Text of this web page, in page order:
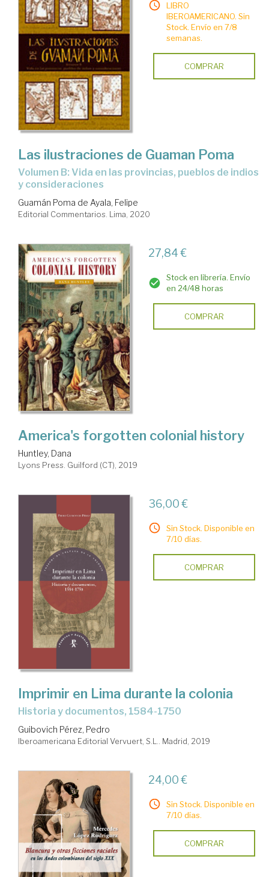
LIBRO
IBEROAMERICANO. Sin
Stock. Envío en 7/8
semanas.
COMPRAR
Las ilustraciones de Guaman Poma
Volumen B: Vida en las provincias, pueblos de indios
y consideraciones
Guamán Poma de Ayala, Felipe
Editorial Commentarios. Lima, 2020
27,84 €
Stock en librería. Envío
en 24/48 horas
COMPRAR
America's forgotten colonial history
Huntley, Dana
Lyons Press. Guilford (CT), 2019
36,00 €
Sin Stock. Disponible en
7/10 días.
COMPRAR
Imprimir en Lima durante la colonia
historia y documentos, 1584-1750
Guibovich Pérez, Pedro
Iberoamericana Editorial Vervuert, S.L.. Madrid, 2019
24,00 €
Sin Stock. Disponible en
7/10 días.
COMPRAR